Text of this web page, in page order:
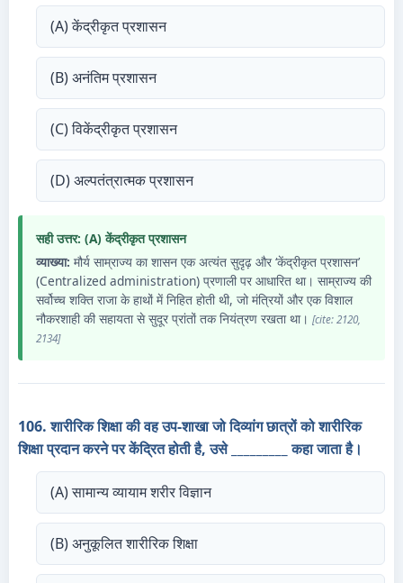
(A) केंद्रीकृत प्रशासन
(B) अनंतिम प्रशासन
(C) विकेंद्रीकृत प्रशासन
(D) अल्पतंत्रात्मक प्रशासन
सही उत्तर: (A) केंद्रीकृत प्रशासन
व्याख्या: मौर्य साम्राज्य का शासन एक अत्यंत सुदृढ़ और ‘केंद्रीकृत प्रशासन’
(Centralized administration) प्रणाली पर आधारित था। साम्राज्य की
सर्वोच्च शक्ति राजा के हाथों में निहित होती थी, जो मंत्रियों और एक विशाल
नौकरशाही की सहायता से सुदूर प्रांतों तक नियंत्रण रखता था। [cite: 2120,
2134]
106. शारीरिक शिक्षा की वह उप-शाखा जो दिव्यांग छात्रों को शारीरिक
शिक्षा प्रदान करने पर केंद्रित होती है, उसे _________ कहा जाता है।
(A) सामान्य व्यायाम शरीर विज्ञान
(B) अनुकूलित शारीरिक शिक्षा